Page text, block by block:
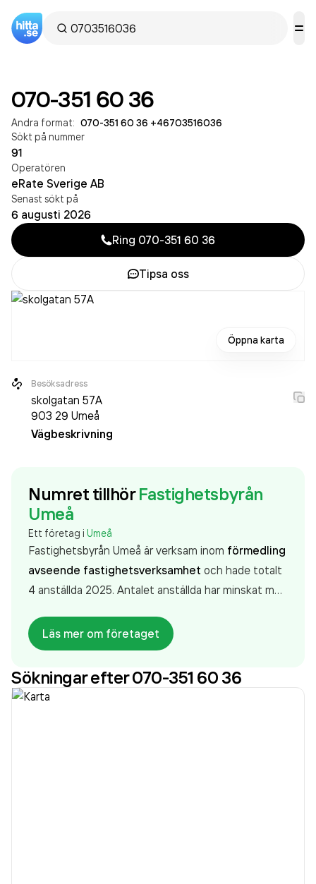
070-351 60 36
Andra format: 070-351 60 36 +46703516036
Sökt på nummer
91
Operatören
eRate Sverige AB
Senast sökt på
6 augusti 2026
Ring 070-351 60 36
Tipsa oss
Öppna karta
Besöksadress
skolgatan 57A
903 29 Umeå
Vägbeskrivning
Numret tillhör Fastighetsbyrån
Umeå
Ett företag i Umeå
Fastighetsbyrån Umeå är verksam inom förmedling
avseende fastighetsverksamhet och hade totalt
4 anställda 2025. Antalet anställda har minskat med
på företaget. Bolaget är ett aktiebolag som varit
aktivt sedan 2012. Fastighetsbyrån Umeå
7 099 000,00 kr
senaste räkenskapsåret (2025).
Läs mer om företaget
Sökningar efter 070-351 60 36